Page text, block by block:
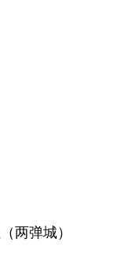
弹城）